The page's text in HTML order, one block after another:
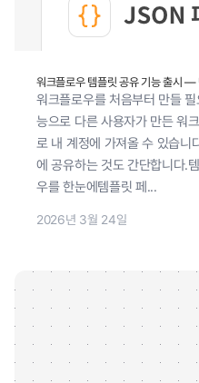
워크플로우 템플릿 공유 기능 출시 —
워크플로우를 처음부터 만들
능으로 다른 사용자가 만든 워
로 내 계정에 가져올 수 있습니
에 공유하는 것도 간단합니다.
우를 한눈에템플릿 페...
2026년 3월 24일